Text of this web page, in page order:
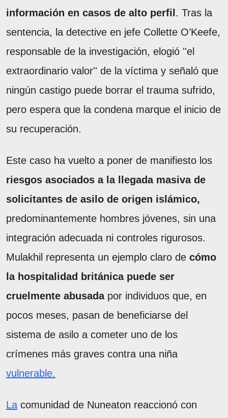
información en casos de alto perfil . Tras la
sentencia, la detective en jefe Collette O’Keefe,
responsable de la investigación, elogió ''el
extraordinario valor'' de la víctima y señaló que
ningún castigo puede borrar el trauma sufrido,
pero espera que la condena marque el inicio de
su recuperación.
Este caso ha vuelto a poner de manifiesto los
riesgos asociados a la llegada masiva de
solicitantes de asilo de origen islámico,
predominantemente hombres jóvenes, sin una
integración adecuada ni controles rigurosos.
Mulakhil representa un ejemplo claro de cómo
la hospitalidad británica puede ser
cruelmente abusadapor individuos que, en
pocos meses, pasan de beneficiarse del
sistema de asilo a cometer uno de los
crímenes más graves contra una niña
vulnerable.
La comunidad de Nuneaton reaccionó con